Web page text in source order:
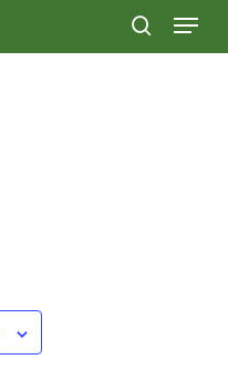
search
Menu